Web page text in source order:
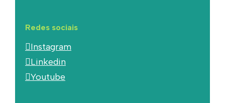
Redes sociais
Instagram
Linkedin
Youtube